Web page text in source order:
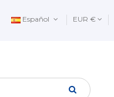
Español EUR €